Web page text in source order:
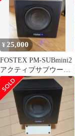
¥ 25,000
FOSTEX PM-SUBmini2
アクティブサブウーハ
ー